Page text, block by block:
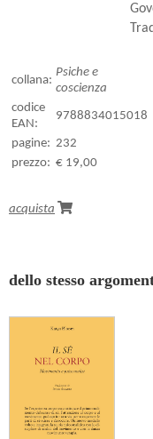
collana:
Psiche e
coscienza
codice
EAN:
9788834015018
pagine: 232
prezzo: € 19,00
acquista
dello stesso